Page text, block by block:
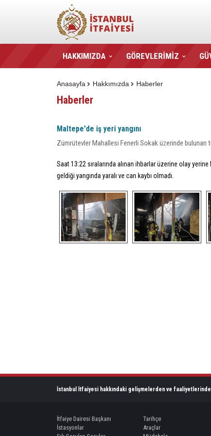
HAKKIMIZDA GÖREVLERİMİZ
Haberler
Hakkımızda
Anasayfa
Haberler
Maltepe'de iş yeri yangını
Zümrütevler Mahallesi Fenerli Sokak üzerinde bulunan
Saat 13:22 sıralarında alınan ihbarlar üzerine olay
geldiği yangında yaralı ve can kaybı olmadı.
İstanbul İtfaiyesi hakkındaki gelişmelerden ve
İtfaiye Dairesi Başkanı Tarihçe
İstasyonlar
Araçlar